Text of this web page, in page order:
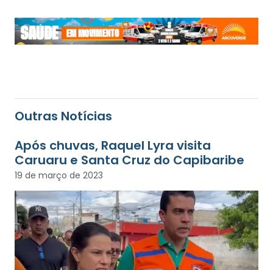
Outras Notícias
Após chuvas, Raquel Lyra visita
Caruaru e Santa Cruz do Capibaribe
19 de março de 2023